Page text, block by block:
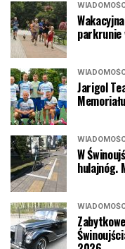
parkrunie
Jarigol
W
hulajnóg.